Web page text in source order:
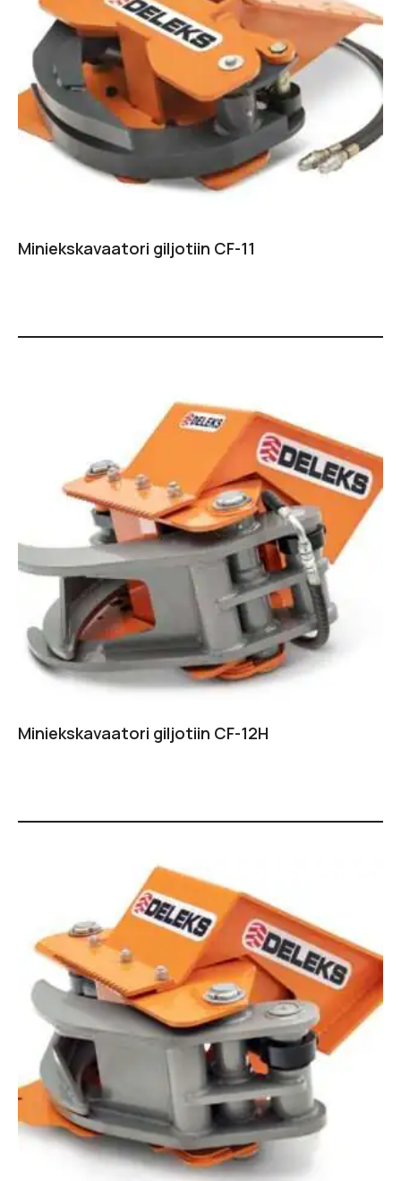
Miniekskavaatori giljotiin CF-11
Miniekskavaatori giljotiin CF-12H